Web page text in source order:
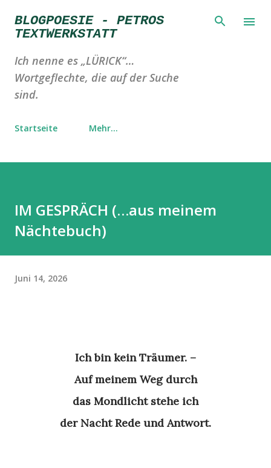
Direkt zum Hauptbereich
BLOGPOESIE - PETROS
TEXTWERKSTATT
Ich nenne es „LÜRICK“…
Wortgeflechte, die auf der Suche
sind.
Startseite Mehr…
IM GESPRÄCH (…aus meinem
Nächtebuch)
Juni 14, 2026
Ich bin kein Träumer. –
Auf meinem Weg durch
das Mondlicht stehe ich
der Nacht Rede und Antwort.